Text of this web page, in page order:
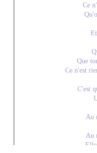
Ce
Que
Ce n'est
C'est
Au
Au